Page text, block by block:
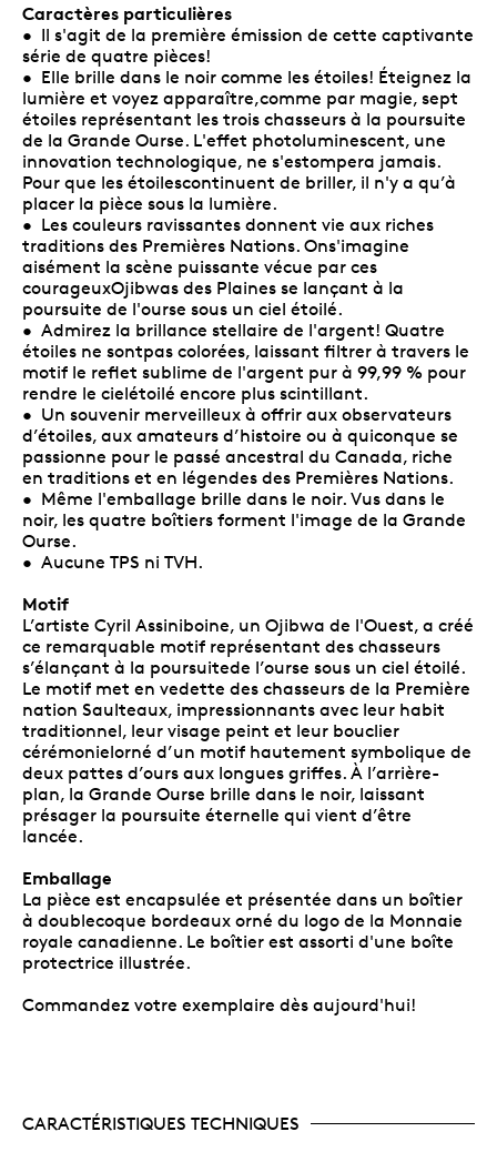
Caractères particulières
• Il s'agit de la première émission de cette captivante
série de quatre pièces!
• Elle brille dans le noir comme les étoiles! Éteignez la
lumière et voyez apparaître,comme par magie, sept
étoiles représentant les trois chasseurs à la poursuite
de la Grande Ourse. L'effet photoluminescent, une
innovation technologique, ne s'estompera jamais.
Pour que les étoilescontinuent de briller, il n'y a qu’à
placer la pièce sous la lumière.
• Les couleurs ravissantes donnent vie aux riches
traditions des Premières Nations. Ons'imagine
aisément la scène puissante vécue par ces
courageuxOjibwas des Plaines se lançant à la
poursuite de l'ourse sous un ciel étoilé.
• Admirez la brillance stellaire de l'argent! Quatre
étoiles ne sontpas colorées, laissant filtrer à travers le
motif le reflet sublime de l'argent pur à 99,99 % pour
rendre le cielétoilé encore plus scintillant.
• Un souvenir merveilleux à offrir aux observateurs
d’étoiles, aux amateurs d’histoire ou à quiconque se
passionne pour le passé ancestral du Canada, riche
en traditions et en légendes des Premières Nations.
• Même l'emballage brille dans le noir. Vus dans le
noir, les quatre boîtiers forment l'image de la Grande
Ourse.
• Aucune TPS ni TVH.
Motif
L’artiste Cyril Assiniboine, un Ojibwa de l'Ouest, a créé
ce remarquable motif représentant des chasseurs
s’élançant à la poursuitede l’ourse sous un ciel étoilé.
Le motif met en vedette des chasseurs de la Première
nation Saulteaux, impressionnants avec leur habit
traditionnel, leur visage peint et leur bouclier
cérémonielorné d’un motif hautement symbolique de
deux pattes d’ours aux longues griffes. À l’arrière-
plan, la Grande Ourse brille dans le noir, laissant
présager la poursuite éternelle qui vient d’être
lancée.
Emballage
La pièce est encapsulée et présentée dans un boîtier
à doublecoque bordeaux orné du logo de la Monnaie
royale canadienne. Le boîtier est assorti d'une boîte
protectrice illustrée.
Commandez votre exemplaire dès aujourd'hui!
CARACTÉRISTIQUES TECHNIQUES